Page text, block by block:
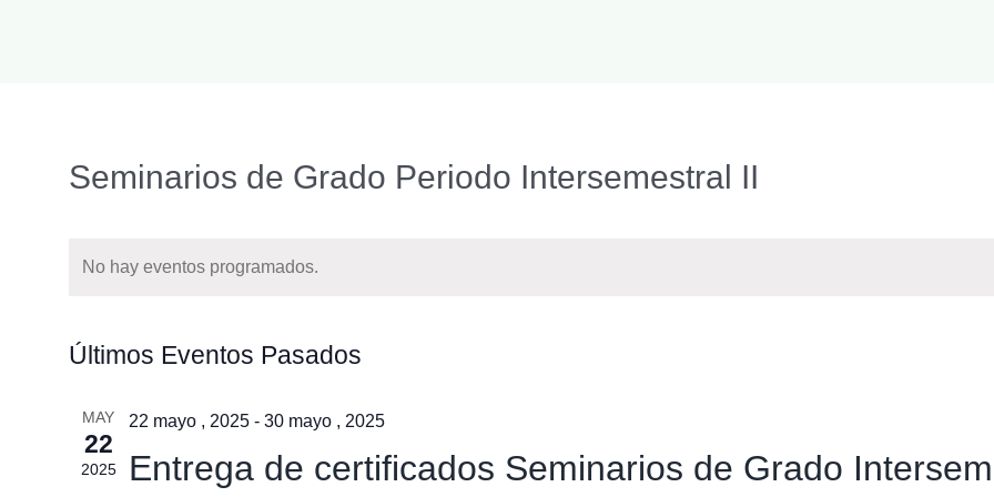
Seminarios de Grado Periodo Intersemestral II
No hay eventos programados.
Últimos Eventos Pasados
MAY
22
2025
22 mayo , 2025- 30 mayo , 2025
Entrega de certificados Seminarios de Grado